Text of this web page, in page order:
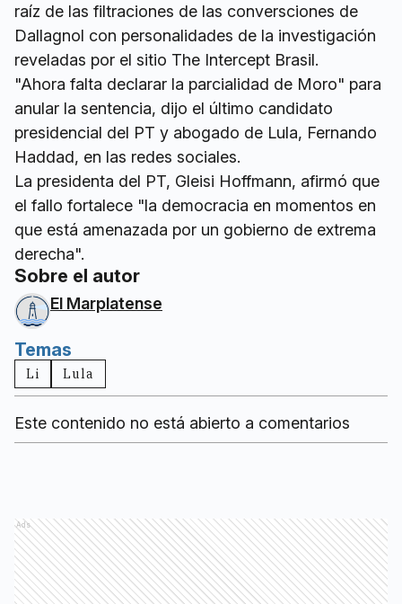
raíz de las filtraciones de las conversciones de
Dallagnol con personalidades de la investigación
reveladas por el sitio The Intercept Brasil.
"Ahora falta declarar la parcialidad de Moro" para
anular la sentencia, dijo el último candidato
presidencial del PT y abogado de Lula, Fernando
Haddad, en las redes sociales.
La presidenta del PT, Gleisi Hoffmann, afirmó que
el fallo fortalece "la democracia en momentos en
que está amenazada por un gobierno de extrema
derecha".
Sobre el autor
El Marplatense
Temas
Li Lula
Este contenido no está abierto a comentarios
Ads